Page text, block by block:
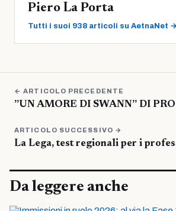
Piero La Porta
Tutti i suoi 938 articoli su AetnaNet →
← ARTICOLO PRECEDENTE
”UN AMORE DI SWANN” DI
ARTICOLO SUCCESSIVO →
La Lega, test regionali per i
Da leggere anche